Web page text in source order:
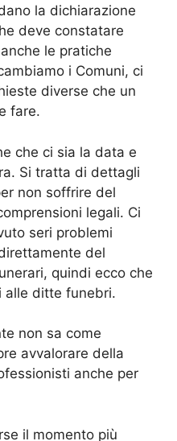
la dichiarazione
deve constatare
le pratiche
i Comuni, ci
diverse che un
fare.
che ci sia la data e
Si tratta di dettagli
non soffrire del
legali. Ci
seri problemi
del
quindi ecco che
alle ditte funebri.
non sa come
avvalorare della
anche per
il momento più